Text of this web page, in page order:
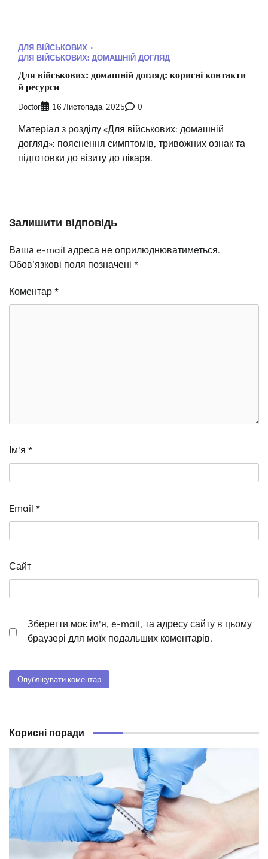
ДЛЯ ВІЙСЬКОВИХ
ДЛЯ ВІЙСЬКОВИХ: ДОМАШНІЙ ДОГЛЯД
Для військових: домашній догляд: корисні контакти
й ресурси
Doctor 16 Листопада, 2025 0
Матеріал з розділу «Для військових: домашній
догляд»: пояснення симптомів, тривожних ознак та
підготовки до візиту до лікаря.
Залишити відповідь
Ваша e-mail адреса не оприлюднюватиметься.
Обов’язкові поля позначені *
Коментар *
Ім'я *
Email *
Сайт
Зберегти моє ім'я, e-mail, та адресу сайту в цьому
браузері для моїх подальших коментарів.
Корисні поради